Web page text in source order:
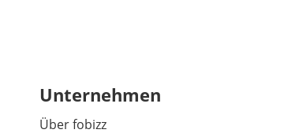
Unternehmen
Über fobizz